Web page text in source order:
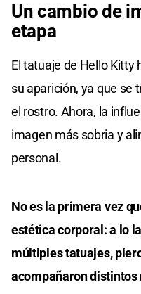
Un cambio de
etapa
El tatuaje de Hello Kitty
su aparición, ya que se
el rostro. Ahora, la
imagen más sobria y
personal.
No es la primera vez
estética corporal: a lo
múltiples tatuajes,
acompañaron distintos